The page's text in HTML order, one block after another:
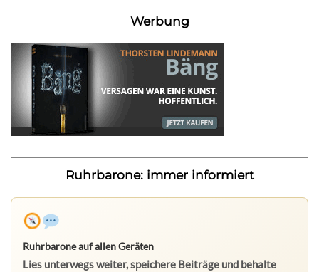
Werbung
Ruhrbarone: immer informiert
Ruhrbarone auf allen Geräten
Lies unterwegs weiter, speichere Beiträge und behalte